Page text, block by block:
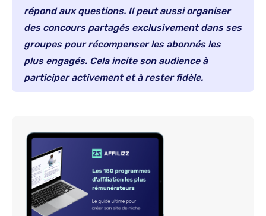
répond aux questions. Il peut aussi organiser
des concours partagés exclusivement dans ses
groupes pour récompenser les abonnés les
plus engagés. Cela incite son audience à
participer activement et à rester fidèle.